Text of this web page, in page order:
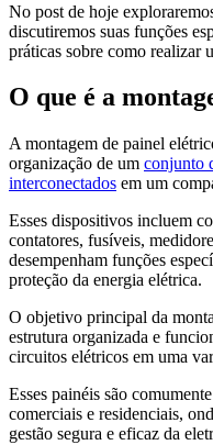
No post de hoje
discutiremos suas funções
práticas sobre como realizar
O que é a
A montagem de painel
organização de um conjunto
interconectados em um
Esses dispositivos incluem
contatores, fusíveis,
desempenham funções
proteção da energia elétrica.
O objetivo principal da
estrutura organizada e
circuitos elétricos em uma
Esses painéis são
comerciais e residenciais,
gestão segura e eficaz da